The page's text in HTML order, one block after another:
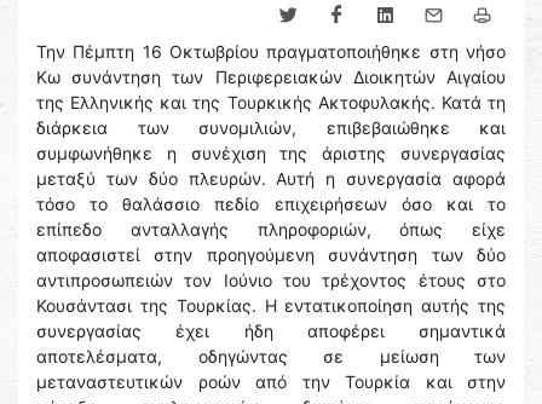
Την Πέμπτη 16 Οκτωβρίου πραγματοποιήθηκε στη νήσο
Κω συνάντηση των Περιφερειακών Διοικητών Αιγαίου
της Ελληνικής και της Τουρκικής Ακτοφυλακής. Κατά τη
διάρκεια των συνομιλιών, επιβεβαιώθηκε και
συμφωνήθηκε η συνέχιση της άριστης συνεργασίας
μεταξύ των δύο πλευρών. Αυτή η συνεργασία αφορά
τόσο το θαλάσσιο πεδίο επιχειρήσεων όσο και το
επίπεδο ανταλλαγής πληροφοριών, όπως είχε
αποφασιστεί στην προηγούμενη συνάντηση των δύο
αντιπροσωπειών τον Ιούνιο του τρέχοντος έτους στο
Κουσάντασι της Τουρκίας. Η εντατικοποίηση αυτής της
συνεργασίας έχει ήδη αποφέρει σημαντικά
αποτελέσματα, οδηγώντας σε μείωση των
μεταναστευτικών ροών από την Τουρκία και στην